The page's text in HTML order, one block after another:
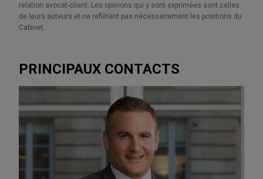
relation avocat-client. Les opinions qui y sont exprimées sont celles
de leurs auteurs et ne reflètent pas nécessairement les positions du
Cabinet.
PRINCIPAUX CONTACTS